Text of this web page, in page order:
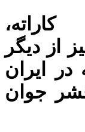
کاراته،
از دیگر
ایران
جوان